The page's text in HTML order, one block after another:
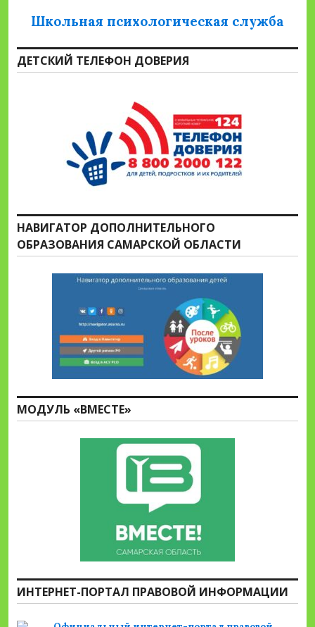
Школьная психологическая служба
ДЕТСКИЙ ТЕЛЕФОН ДОВЕРИЯ
НАВИГАТОР ДОПОЛНИТЕЛЬНОГО
ОБРАЗОВАНИЯ САМАРСКОЙ ОБЛАСТИ
МОДУЛЬ «ВМЕСТЕ»
ИНТЕРНЕТ-ПОРТАЛ ПРАВОВОЙ ИНФОРМАЦИИ